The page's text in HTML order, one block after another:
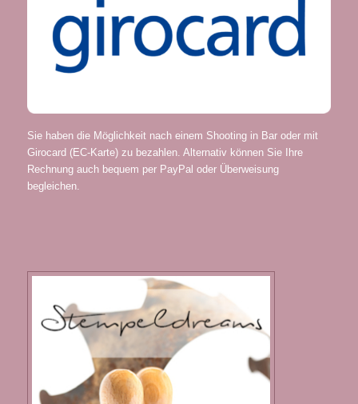
Sie haben die Möglichkeit nach einem Shooting in Bar oder mit
Girocard (EC-Karte) zu bezahlen. Alternativ können Sie Ihre
Rechnung auch bequem per PayPal oder Überweisung
begleichen.